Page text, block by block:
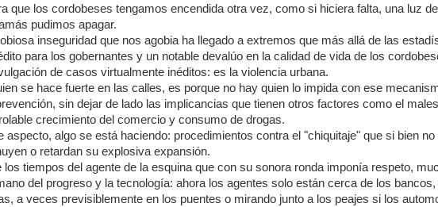
que los cordobeses tengamos encendida otra vez, como si hiciera falta, una luz
pudimos apagar.
inseguridad que nos agobia ha llegado a extremos que más allá de las
para los gobernantes y un notable devalúo en la calidad de vida de los cordobes
de casos virtualmente inéditos: es la violencia urbana.
se hace fuerte en las calles, es porque no hay quien lo impida con ese
sin dejar de lado las implicancias que tienen otros factores como el
crecimiento del comercio y consumo de drogas.
aspecto, algo se está haciendo: procedimientos contra el "chiquitaje" que si bien
o retardan su explosiva expansión.
los tiempos del agente de la esquina que con su sonora ronda imponía respeto,
del progreso y la tecnología: ahora los agentes solo están cerca de los
a veces previsiblemente en los puentes o mirando junto a los peajes si los